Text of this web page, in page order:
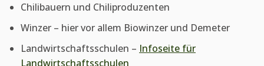
Chilibauern und Chiliproduzenten
Winzer – hier vor allem Biowinzer und Demeter
Landwirtschaftsschulen – Infoseite für
Landwirtschaftsschulen